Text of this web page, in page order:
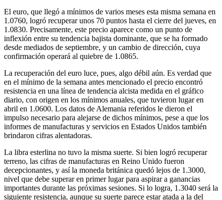
El euro, que llegó a mínimos de varios meses esta misma semana en
1.0760, logró recuperar unos 70 puntos hasta el cierre del jueves, en
1.0830. Precisamente, este precio aparece como un punto de
inflexión entre su tendencia bajista dominante, que se ha formado
desde mediados de septiembre, y un cambio de dirección, cuya
confirmación operará al quiebre de 1.0865.
La recuperación del euro luce, pues, algo débil aún. Es verdad que
en el mínimo de la semana antes mencionado el precio encontró
resistencia en una línea de tendencia alcista medida en el gráfico
diario, con origen en los mínimos anuales, que tuvieron lugar en
abril en 1.0600. Los datos de Alemania referidos le dieron el
impulso necesario para alejarse de dichos mínimos, pese a que los
informes de manufacturas y servicios en Estados Unidos también
brindaron cifras alentadoras.
La libra esterlina no tuvo la misma suerte. Si bien logró recuperar
terreno, las cifras de manufacturas en Reino Unido fueron
decepcionantes, y así la moneda británica quedó lejos de 1.3000,
nivel que debe superar en primer lugar para aspirar a ganancias
importantes durante las próximas sesiones. Si lo logra, 1.3040 será la
siguiente resistencia, aunque su suerte parece estar atada a la del